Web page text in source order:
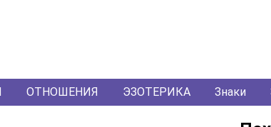
ОТНОШЕНИЯ ЭЗОТЕРИКА Знаки